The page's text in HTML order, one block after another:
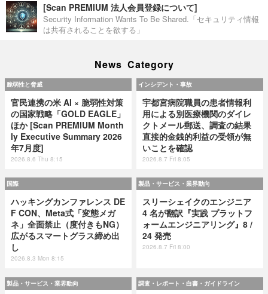
[Scan PREMIUM 法人会員登録について]
Security Information Wants To Be Shared.「セキュリティ情報
は共有されることを欲する」
News Category
脆弱性と脅威
官民連携の米 AI × 脆弱性対策
の国家戦略「GOLD EAGLE」
ほか [Scan PREMIUM Month
ly Executive Summary 2026
年7月度]
2026.8.6 Thu 8:15
インシデント・事故
宇都宮病院職員の患者情報利
用による別医療機関のダイレ
クトメール郵送、調査の結果
直接的金銭的利益の受領が無
いことを確認
2026.8.7 Fri 8:05
国際
ハッキングカンファレンス DE
F CON、Meta式「変態メガ
ネ」全面禁止（度付きもNG）
広がるスマートグラス締め出
し
2026.8.3 Mon 8:15
製品・サービス・業界動向
スリーシェイクのエンジニア
4 名が翻訳『実践 プラットフ
ォームエンジニアリング』8 /
24 発売
2026.8.7 Fri 8:00
製品・サービス・業界動向 調査・レポート・白書・ガイドライン